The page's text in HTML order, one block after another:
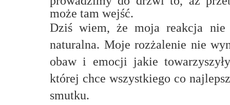
może tam wejść.
Dziś wiem, że moja reakcja nie
naturalna. Moje rozżalenie nie
obaw i emocji jakie
której chce wszystkiego co
smutku.